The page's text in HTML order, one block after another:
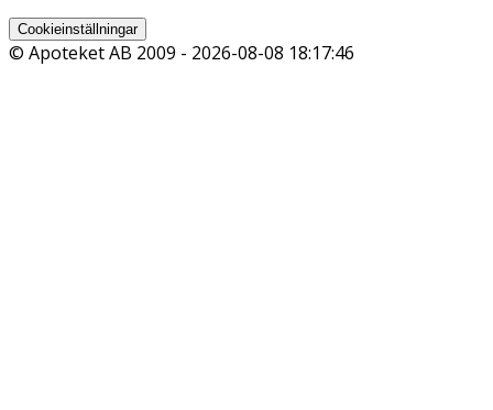
Cookieinställningar
© Apoteket AB 2009 - 2026-08-08 18:17:46